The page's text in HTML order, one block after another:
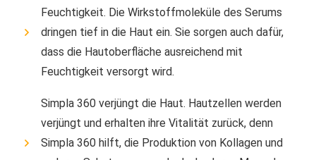
Feuchtigkeit. Die Wirkstoffmoleküle des Serums
dringen tief in die Haut ein. Sie sorgen auch dafür,
dass die Hautoberfläche ausreichend mit
Feuchtigkeit versorgt wird.
Simpla 360 verjüngt die Haut. Hautzellen werden
verjüngt und erhalten ihre Vitalität zurück, denn
Simpla 360 hilft, die Produktion von Kollagen und